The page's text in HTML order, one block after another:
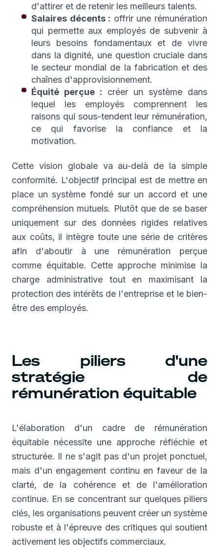
d'attirer et de retenir les meilleurs talents.
Salaires décents : offrir une rémunération
qui permette aux employés de subvenir à
leurs besoins fondamentaux et de vivre
dans la dignité, une question cruciale dans
le secteur mondial de la fabrication et des
chaînes d'approvisionnement.
Équité perçue : créer un système dans
lequel les employés comprennent les
raisons qui sous-tendent leur rémunération,
ce qui favorise la confiance et la
motivation.
Cette vision globale va au-delà de la simple
conformité. L'objectif principal est de mettre en
place un système fondé sur un accord et une
compréhension mutuels. Plutôt que de se baser
uniquement sur des données rigides relatives
aux coûts, il intègre toute une série de critères
afin d'aboutir à une rémunération perçue
comme équitable. Cette approche minimise la
charge administrative tout en maximisant la
protection des intérêts de l'entreprise et le bien-
être des employés.
Les piliers d'une
stratégie de
rémunération équitable
L'élaboration d'un cadre de rémunération
équitable nécessite une approche réfléchie et
structurée. Il ne s'agit pas d'un projet ponctuel,
mais d'un engagement continu en faveur de la
clarté, de la cohérence et de l'amélioration
continue. En se concentrant sur quelques piliers
clés, les organisations peuvent créer un système
robuste et à l'épreuve des critiques qui soutient
activement les objectifs commerciaux.